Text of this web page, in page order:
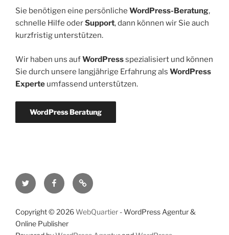
Sie benötigen eine persönliche WordPress-Beratung,
schnelle Hilfe oderSupport, dann können wir Sie auch
kurzfristig unterstützen.
Wir haben uns aufWordPressspezialisiert und können
Sie durch unsere langjährige Erfahrung als WordPress
Experte umfassend unterstützen.
WordPress Beratung
Twitter FacebookRSS-
Feed
Copyright © 2026 WebQuartier - WordPress Agentur &
Online Publisher